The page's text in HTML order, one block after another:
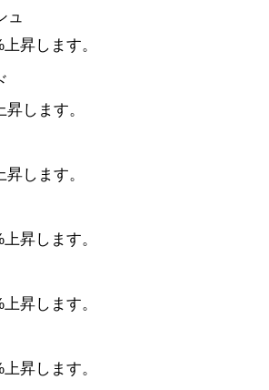
ュ
昇します。
します。
します。
昇します。
昇します。
昇します。